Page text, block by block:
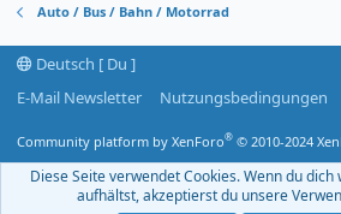
Auto / Bus / Bahn / Motorrad
Deutsch [ Du ]
E-Mail Newsletter
Nutzungsbedingungen
Community platform by XenForo® © 2010-2024
Diese Seite verwendet Cookies. Wenn du
aufhältst, akzeptierst du unsere